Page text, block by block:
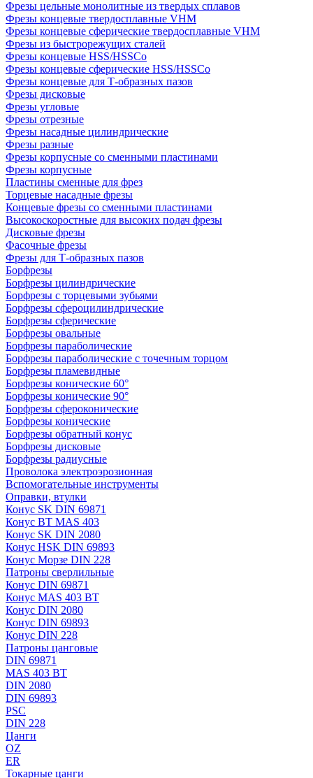
Фрезы цельные монолитные из твердых сплавов
Фрезы концевые твердосплавные VHM
Фрезы концевые сферические твердосплавные VHM
Фрезы из быстрорежущих сталей
Фрезы концевые HSS/HSSCo
Фрезы концевые сферические HSS/HSSCo
Фрезы концевые для Т-образных пазов
Фрезы дисковые
Фрезы угловые
Фрезы отрезные
Фрезы насадные цилиндрические
Фрезы разные
Фрезы корпусные со сменными пластинами
Фрезы корпусные
Пластины сменные для фрез
Торцевые насадные фрезы
Концевые фрезы со сменными пластинами
Высокоскоростные для высоких подач фрезы
Дисковые фрезы
Фасочные фрезы
Фрезы для Т-образных пазов
Борфрезы
Борфрезы цилиндрические
Борфрезы с торцевыми зубьями
Борфрезы сфероцилиндрические
Борфрезы сферические
Борфрезы овальные
Борфрезы параболические
Борфрезы параболические с точечным торцом
Борфрезы пламевидные
Борфрезы конические 60°
Борфрезы конические 90°
Борфрезы сфероконические
Борфрезы конические
Борфрезы обратный конус
Борфрезы дисковые
Борфрезы радиусные
Проволока электроэрозионная
Вспомогательные инструменты
Оправки, втулки
Конус SK DIN 69871
Конус BT MAS 403
Конус SK DIN 2080
Конус HSK DIN 69893
Конус Морзе DIN 228
Патроны сверлильные
Конус DIN 69871
Конус MAS 403 BT
Конус DIN 2080
Конус DIN 69893
Конус DIN 228
Патроны цанговые
DIN 69871
MAS 403 BT
DIN 2080
DIN 69893
PSC
DIN 228
Цанги
OZ
ER
Токарные цанги